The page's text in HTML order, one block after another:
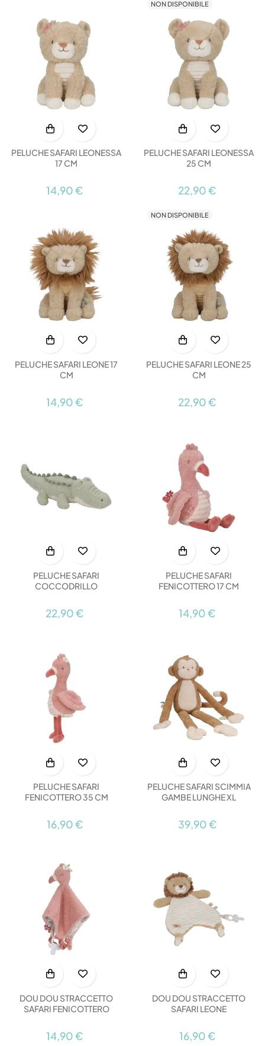
PELUCHE SAFARI LEONESSA
17 CM
14,90 €
NON DISPONIBILE
PELUCHE SAFARI LEONESSA
25 CM
22,90 €
PELUCHE SAFARI LEONE 17
CM
14,90 €
NON DISPONIBILE
PELUCHE SAFARI LEONE 25
CM
22,90 €
PELUCHE SAFARI
COCCODRILLO
22,90 €
PELUCHE SAFARI
FENICOTTERO 17 CM
14,90 €
PELUCHE SAFARI
FENICOTTERO 35 CM
16,90 €
PELUCHE SAFARI SCIMMIA
GAMBE LUNGHE XL
39,90 €
DOU DOU STRACCETTO
SAFARI FENICOTTERO
14,90 €
DOU DOU STRACCETTO
SAFARI LEONE
16,90 €